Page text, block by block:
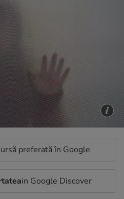
preferată în Google
in Google Discover